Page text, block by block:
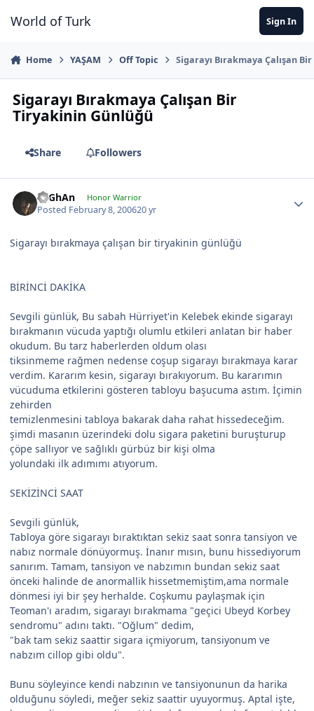
World of Turk Sign In
Home YAŞAM Off Topic Sigarayı Bırakmaya Çalışan
Sigarayı Bırakmaya Çalışan Bir
Tiryakinin Günlüğü
Share Followers
TuGhAn Honor Warrior
Posted February 8, 200620 yr
Sigarayı bırakmaya çalışan bir tiryakinin günlüğü
BİRİNCİ DAKİKA
Sevgili günlük, Bu sabah Hürriyet'in Kelebek ekinde sigarayı
bırakmanın vücuda yaptığı olumlu etkileri anlatan bir haber
okudum. Bu tarz haberlerden oldum olası
tiksinmeme rağmen nedense coşup sigarayı bırakmaya karar
verdim. Kararım kesin, sigarayı bırakıyorum. Bu kararımın
vücuduma etkilerini gösteren tabloyu başucuma astım. İçimin
zehirden
temizlenmesini tabloya bakarak daha rahat hissedeceğim.
şimdi masanın üzerindeki dolu sigara paketini buruşturup
çöpe sallıyor ve sağlıklı gürbüz bir kişi olma
yolundaki ilk adımımı atıyorum.
SEKİZİNCİ SAAT
Sevgili günlük,
Tabloya göre sigarayı bıraktıktan sekiz saat sonra tansiyon ve
nabız normale dönüyormuş. İnanır mısın, bunu hissediyorum
sanırım. Tamam, tansiyon ve nabzımın bundan sekiz saat
önceki halinde de anormallik hissetmemiştim,ama normale
dönmesi iyi bir şey herhalde. Coşkumu paylaşmak için
Teoman'ı aradım, sigarayı bırakmama "geçici Ubeyd Korbey
sendromu" adını taktı. "Oğlum" dedim,
"bak tam sekiz saattir sigara içmiyorum, tansiyonum ve
nabzım cillop gibi oldu".
Bunu söyleyince kendi nabzının ve tansiyonunun da harika
olduğunu söyledi, meğer sekiz saattir uyuyormuş. Aptal işte,